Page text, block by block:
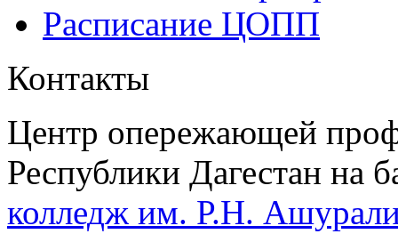
Расписание ЦОПП
Контакты
Центр опережающей
Республики Дагестан на
колледж им. Р.Н.